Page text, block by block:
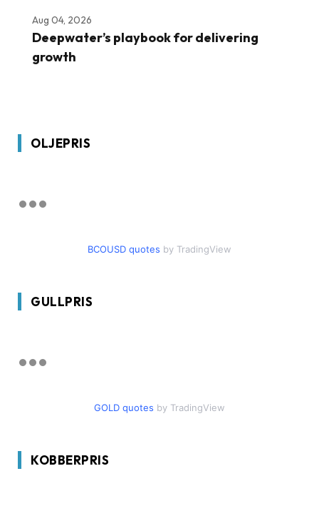
Aug 04, 2026
Deepwater’s playbook for delivering
growth
OLJEPRIS
BCOUSD quotes by TradingView
GULLPRIS
GOLD quotes by TradingView
KOBBERPRIS